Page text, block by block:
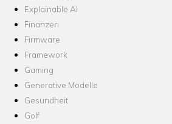
Explainable AI
Finanzen
Firmware
Framework
Gaming
Generative Modelle
Gesundheit
Golf